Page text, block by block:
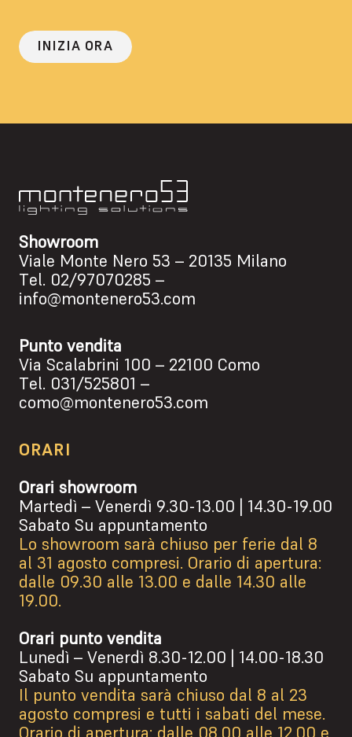
INIZIA ORA
Showroom
Viale Monte Nero 53 – 20135 Milano
Tel. 02/97070285 –
info@montenero53.com
Punto vendita
Via Scalabrini 100 – 22100 Como
Tel. 031/525801 –
como@montenero53.com
ORARI
Orari showroom
Martedì – Venerdì 9.30-13.00 | 14.30-19.00
Sabato Su appuntamento
Lo showroom sarà chiuso per ferie dal 8
al 31 agosto compresi. Orario di apertura:
dalle 09.30 alle 13.00 e dalle 14.30 alle
19.00.
Orari punto vendita
Lunedì – Venerdì 8.30-12.00 | 14.00-18.30
Sabato Su appuntamento
Il punto vendita sarà chiuso dal 8 al 23
agosto compresi e tutti i sabati del mese.
Orario di apertura: dalle 08.00 alle 12.00 e